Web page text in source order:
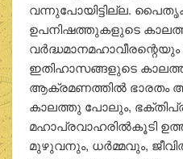
വന്നുപോയിട്ടില്ല.
ഉപനിഷത്തുകളുടെ
ഇതിഹാസങ്ങളുടെ
ആക്രമണത്തില്‍ ഭാരതം
കാലത്തു പോലും,
മഹാപ്രവാഹരില്‍കൂടി
മുഴുവനും, ധര്‍മ്മവും,